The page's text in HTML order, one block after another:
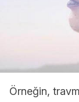
Örneğin,